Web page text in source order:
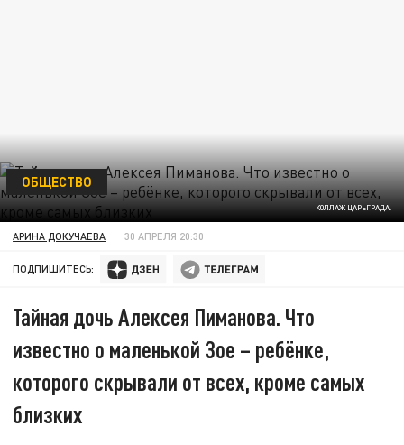
КОЛЛАЖ ЦАРЬГРАДА.
ОБЩЕСТВО
АРИНА ДОКУЧАЕВА 30 АПРЕЛЯ 20:30
ПОДПИШИТЕСЬ:
Тайная дочь Алексея Пиманова. Что
известно о маленькой Зое – ребёнке,
которого скрывали от всех, кроме самых
близких